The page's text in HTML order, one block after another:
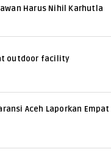
Harus Nihil Karhutla
outdoor facility
Aceh Laporkan Empat